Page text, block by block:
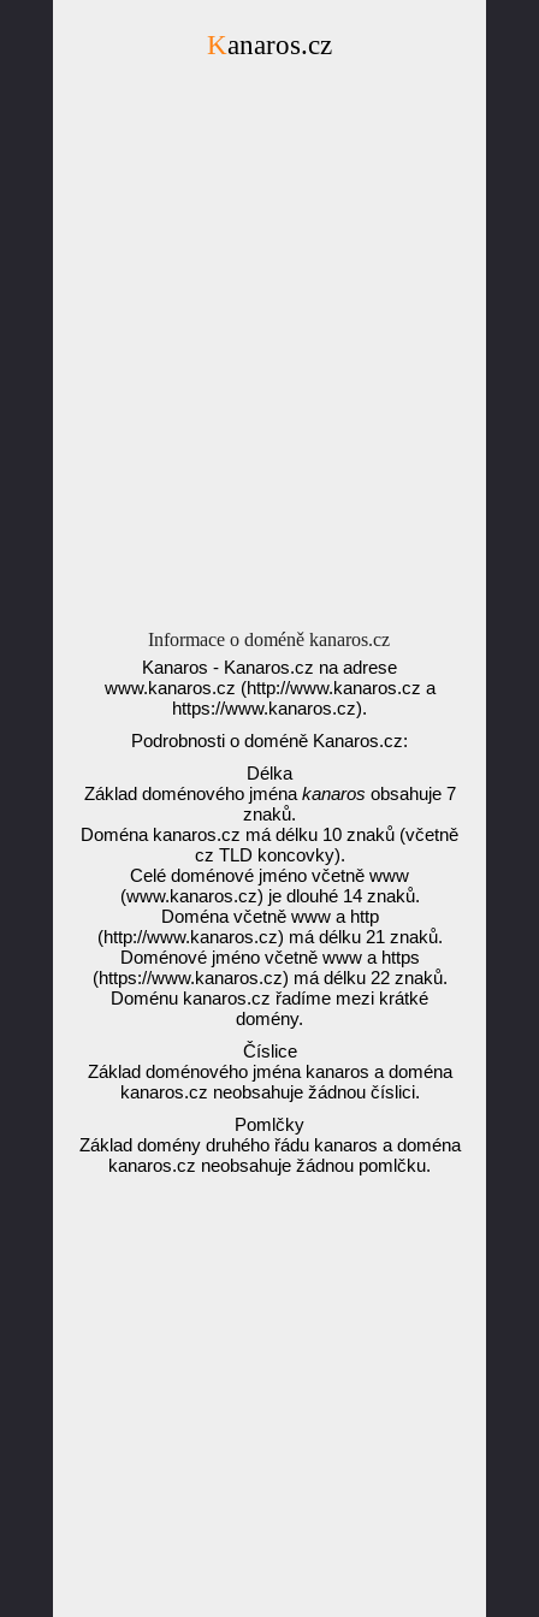
Kanaros.cz
Informace o doméně kanaros.cz
Kanaros - Kanaros.cz na adrese
www.kanaros.cz (http://www.kanaros.cz a
https://www.kanaros.cz).
Podrobnosti o doméně Kanaros.cz:
Délka
Základ doménového jména kanaros obsahuje 7
znaků.
Doména kanaros.cz má délku 10 znaků (včetně
cz TLD koncovky).
Celé doménové jméno včetně www
(www.kanaros.cz) je dlouhé 14 znaků.
Doména včetně www a http
(http://www.kanaros.cz) má délku 21 znaků.
Doménové jméno včetně www a https
(https://www.kanaros.cz) má délku 22 znaků.
Doménu kanaros.cz řadíme mezi krátké
domény.
Číslice
Základ doménového jména kanaros a doména
kanaros.cz neobsahuje žádnou číslici.
Pomlčky
Základ domény druhého řádu kanaros a doména
kanaros.cz neobsahuje žádnou pomlčku.